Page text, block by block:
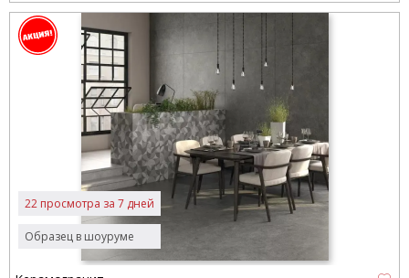
Образец в шоуруме
22 просмотра за 7 дней